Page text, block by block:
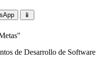
📱
de Desarrollo de Software